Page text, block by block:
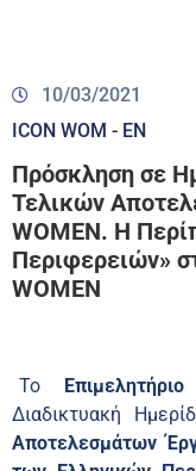
10/03/2021
ICON WOM - EN
Πρόσκληση σε
Τελικών
WOMEN. Η
Περιφερειών»
WOMEN
Το
Διαδικτυακή
Αποτελεσμάτων